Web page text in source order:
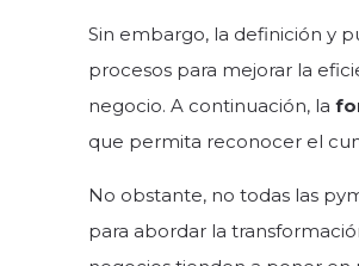
Sin embargo, la definición y
procesos para mejorar la
negocio. A continuación, la
que permita reconocer el
No obstante, no todas las
para abordar la